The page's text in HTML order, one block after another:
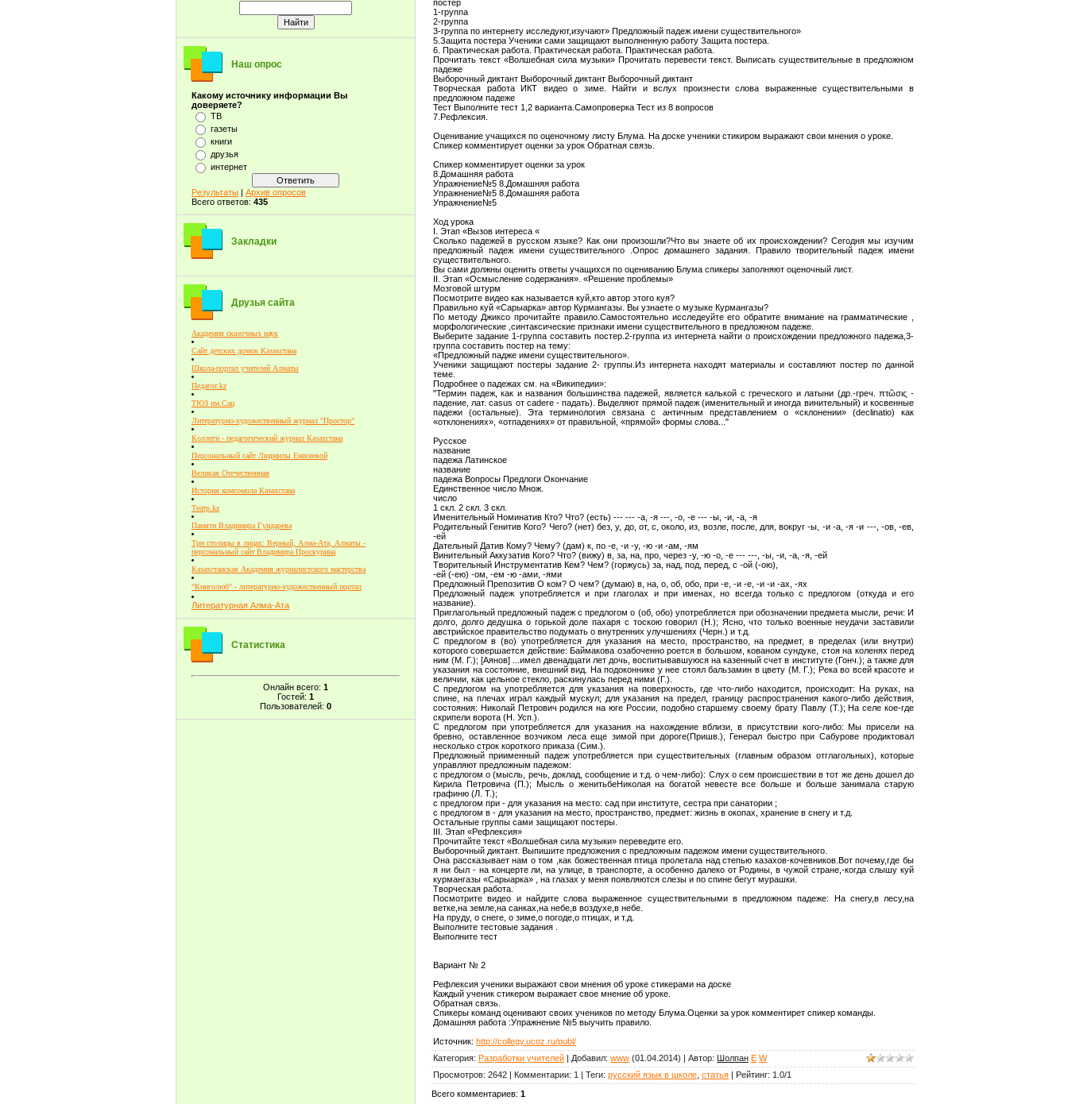
Наш опрос
Какому источнику информации Вы
доверяете?
ТВ
газеты
книги
друзья
интернет
Результаты | Архив опросов
Всего ответов: 435
Закладки
Друзья сайта
Академия сказочных наук
Сайт детских домов Казахстана
Школа-портал учителей Алматы
Педагог.kz
ТЮЗ им.Сац
Литературно-художественный журнал "Простор"
Коллеги - педагогический журнал Казахстана
Персональный сайт Людмилы Енисеевой
Великая Отечественная
История комсомола Казахстана
Театр.kz
Памяти Владимира Гундарева
Три столицы в лицах: Верный, Алма-Ата, Алматы -
персональный сайт Владимира Проскурина
Казахстанская Академия журналистского мастерства
"Книголюб" - литературно-художественный портал
Литературная Алма-Ата
Статистика
Онлайн всего: 1
Гостей: 1
Пользователей: 0
постер
1-группа
2-группа
3-группа по интернету исследуют,изучают» Предложный падеж имени существительного»
5.Защита постера Ученики сами защищают выполненную работу Защита постера.
6. Практическая работа. Практическая работа. Практическая работа.
Прочитать текст «Волшебная сила музыки» Прочитать перевести текст. Выписать существительные в предложном
падеже
Выборочный диктант Выборочный диктант Выборочный диктант
Творческая работа ИКТ видео о зиме. Найти и вслух произнести слова выраженные существительными в
предложном падеже
Тест Выполните тест 1,2 варианта.Самопроверка Тест из 8 вопросов
7.Рефлексия.
Оценивание учащихся по оценочному листу Блума. На доске ученики стикиром выражают свои мнения о уроке.
Спикер комментирует оценки за урок Обратная связь.
Спикер комментирует оценки за урок
8.Домашняя работа
Упражнение№5 8.Домашняя работа
Упражнение№5 8.Домашняя работа
Упражнение№5
Ход урока
І. Этап «Вызов интереса «
Сколько падежей в русском языке? Как они произошли?Что вы знаете об их происхождении? Сегодня мы изучим
предложный падеж имени существительного .Опрос домашнего задания. Правило творительный падеж имени
существительного.
Вы сами должны оценить ответы учащихся по оцениванию Блума спикеры заполняют оценочный лист.
ІІ. Этап «Осмысление содержания». «Решение проблемы»
Мозговой штурм
Посмотрите видео как называется куй,кто автор этого куя?
Правильно куй «Сарыарка» автор Курмангазы. Вы узнаете о музыке Курмангазы?
По методу Джиксо прочитайте правило.Самостоятельно исследеуйте его обратите внимание на грамматические ,
морфологические ,синтаксические признаки имени существительного в предложном падеже.
Выберите задание 1-группа составить постер.2-группа из интернета найти о происхождении предложного падежа,3-
группа составить постер на тему:
«Предложный падже имени существительного».
Ученики защищают постеры задание 2- группы.Из интернета находят материалы и составляют постер по данной
теме.
Подробнее о падежах см. на «Википедии»:
"Термин падеж, как и названия большинства падежей, является калькой с греческого и латыни (др.-греч. πτῶσις -
падение, лат. casus от cadere - падать). Выделяют прямой падеж (именительный и иногда винительный) и косвенные
падежи (остальные). Эта терминология связана с античным представлением о «склонении» (declinatio) как
«отклонениях», «отпадениях» от правильной, «прямой» формы слова..."
Русское
название
падежа Латинское
название
падежа Вопросы Предлоги Окончание
Единственное число Множ.
число
1 скл. 2 скл. 3 скл.
Именительный Номинатив Кто? Что? (есть) --- --- -а, -я ---, -о, -е --- -ы, -и, -а, -я
Родительный Генитив Кого? Чего? (нет) без, у, до, от, с, около, из, возле, после, для, вокруг -ы, -и -а, -я -и ---, -ов, -ев,
-ей
Дательный Датив Кому? Чему? (дам) к, по -е, -и -у, -ю -и -ам, -ям
Винительный Аккузатив Кого? Что? (вижу) в, за, на, про, через -у, -ю -о, -е --- ---, -ы, -и, -а, -я, -ей
Творительный Инструментатив Кем? Чем? (горжусь) за, над, под, перед, с -ой (-ою),
-ей (-ею) -ом, -ем -ю -ами, -ями
Предложный Препозитив О ком? О чем? (думаю) в, на, о, об, обо, при -е, -и -е, -и -и -ах, -ях
Предложный падеж употребляется и при глаголах и при именах, но всегда только с предлогом (откуда и его
название).
Приглагольный предложный падеж с предлогом о (об, обо) употребляется при обозначении предмета мысли, речи: И
долго, долго дедушка о горькой доле пахаря с тоскою говорил (Н.); Ясно, что только военные неудачи заставили
австрийское правительство подумать о внутренних улучшениях (Черн.) и т.д.
С предлогом в (во) употребляется для указания на место, пространство, на предмет, в пределах (или внутри)
которого совершается действие: Баймакова озабоченно роется в большом, кованом сундуке, стоя на коленях перед
ним (М. Г.); [Аянов] ...имел двенадцати лет дочь, воспитывавшуюся на казенный счет в институте (Гонч.); а также для
указания на состояние, внешний вид. На подоконнике у нее стоял бальзамин в цвету (М. Г.); Река во всей красоте и
величии, как цельное стекло, раскинулась перед ними (Г.).
С предлогом на употребляется для указания на поверхность, где что-либо находится, происходит: На руках, на
спине, на плечах играл каждый мускул; для указания на предел, границу распространения какого-либо действия,
состояния: Николай Петрович родился на юге России, подобно старшему своему брату Павлу (Т.); На селе кое-где
скрипели ворота (Н. Усп.).
С предлогом при употребляется для указания на нахождение вблизи, в присутствии кого-либо: Мы присели на
бревно, оставленное возчиком леса еще зимой при дороге(Пришв.), Генерал быстро при Сабурове продиктовал
несколько строк короткого приказа (Сим.).
Предложный приименный падеж употребляется при существительных (главным образом отглагольных), которые
управляют предложным падежом:
с предлогом о (мысль, речь, доклад, сообщение и т.д. о чем-либо): Слух о сем происшествии в тот же день дошел до
Кирила Петровича (П.); Мысль о женитьбеНиколая на богатой невесте все больше и больше занимала старую
графиню (Л. Т.);
с предлогом при - для указания на место: сад при институте, сестра при санатории ;
с предлогом в - для указания на место, пространство, предмет: жизнь в окопах, хранение в снегу и т.д.
Остальные группы сами защищают постеры.
ІІІ. Этап «Рефлексия»
Прочитайте текст «Волшебная сила музыки» переведите его.
Выборочный диктант. Выпишите предложения с предложным падежом имени существительного.
Она рассказывает нам о том ,как божественная птица пролетала над степью казахов-кочевников.Вот почему,где бы
я ни был - на концерте ли, на улице, в транспорте, а особенно далеко от Родины, в чужой стране,-когда слышу куй
курмангазы «Сарыарка» , на глазах у меня появляются слезы и по спине бегут мурашки.
Творческая работа.
Посмотрите видео и найдите слова выраженное существительными в предложном падеже: На снегу,в лесу,на
ветке,на земле,на санках,на небе,в воздухе,в небе.
На пруду, о снеге, о зиме,о погоде,о птицах, и т.д.
Выполните тестовые задания .
Выполните тест
Вариант № 2
Рефлексия ученики выражают свои мнения об уроке стикерами на доске
Каждый ученик стикером выражает свое мнение об уроке.
Обратная связь.
Спикеры команд оценивают своих учеников по методу Блума.Оценки за урок комментирет спикер команды.
Домашняя работа :Упражнение №5 выучить правило.
Источник: http://collegy.ucoz.ru/publ/
Категория: Разработки учителей | Добавил: www (01.04.2014) | Автор: Шолпан E W
Просмотров: 2642 | Комментарии: 1 | Теги: русский язык в школе статья | Рейтинг: 1.0/1
Всего комментариев: 1